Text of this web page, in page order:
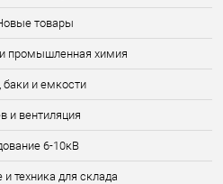
товары
промышленная химия
и емкости
и вентиляция
6-10кВ
техника для склада